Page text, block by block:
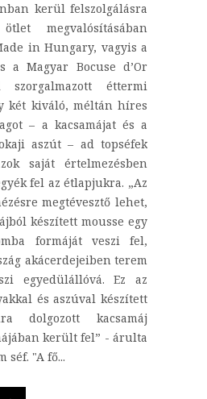
kerül felszolgálásra
megvalósításában
in Hungary, vagyis a
a Magyar Bocuse d’Or
szorgalmazott éttermi
két kiváló, méltán híres
– a kacsamájat és a
aszút – ad topséfek
saját értelmezésben
fel az étlapjukra. „Az
megtévesztő lehet,
készített mousse egy
formáját veszi fel,
akácerdejeiben terem
egyedülállóvá. Ez az
és aszúval készített
dolgozott kacsamáj
került fel” - árulta
séf. "A fő...